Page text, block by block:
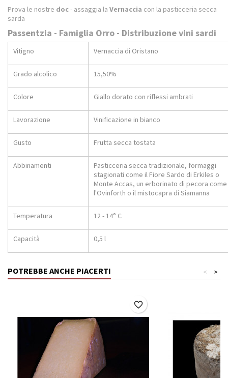
Prova le nostre doc- assaggia la Vernaccia con la pasticceria secca
sarda
Passentzia - Famiglia Orro - Distribuzione vini sardi
Vitigno Vernaccia di Oristano
Grado alcolico 15,50%
Colore Giallo dorato con riflessi ambrati
Lavorazione Vinificazione in bianco
Gusto Frutta secca tostata
Abbinamenti
Pasticceria secca tradizionale, formaggi
stagionati come il Fiore Sardo di Erkiles o
Monte Accas, un erborinato di pecora come
l'Ovinforth o il mistocapra di Siamanna
Temperatura 12 - 14° C
Capacità 0,5 l
POTREBBE ANCHE PIACERTI >
<
favorite_border